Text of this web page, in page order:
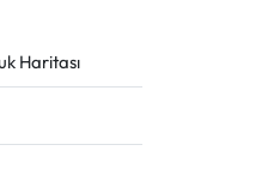
Haritası